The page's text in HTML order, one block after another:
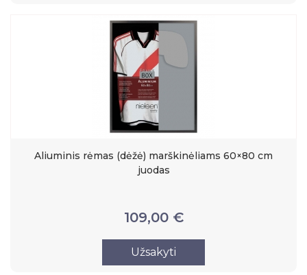
Aliuminis rėmas (dėžė) marškinėliams 60×80 cm
juodas
109,00 €
Užsakyti